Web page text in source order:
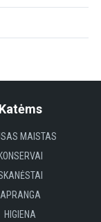
Katėms
MAISTAS
KONSERVAI
APRANGA
HIGIENA